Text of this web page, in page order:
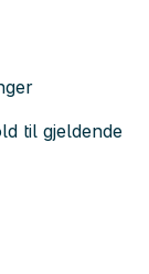
til gjeldende